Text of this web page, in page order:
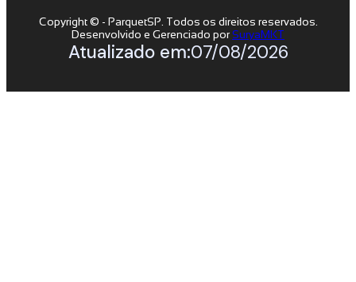
Copyright © - ParquetSP. Todos os direitos reservados.
Desenvolvido e Gerenciado porSuryaMKT
Atualizado em:07/08/2026